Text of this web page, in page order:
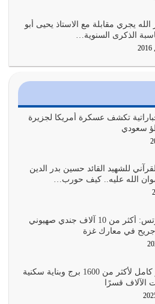
أكثر ولاءً وطاعة للشيطان كلما كانوا
سبيله بالحياة الأبدية والرزق
في…
لمعرفة رسول الله معرفة سيرته
نفسك هنا اترك القرآن على أصله
لديك على…
معناه أن تكون نقاط الضعف
إذا…
خير امة أخرجت للناس بالنهوض
الله يجري مقابلة مع الاستاذ يحيى أبو
الذكرى السنوية…
تكشف عسكرة أمريكا لجزيرة
سعودي
للشهيد القائد حسين بدر الدين
الله عليه.. كيف حورب…
صحيفة هآرتس: أكثر من 10 آلاف جندي صهيوني
في معارك غزة
غزة: تدمير كامل لأكثر من 1600 برج وبناية سكنية
الآلاف قسرًا